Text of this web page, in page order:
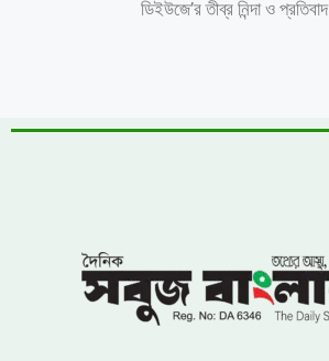
ডিইউজে’র তীব্র নিন্দা ও প্রতিবাদ